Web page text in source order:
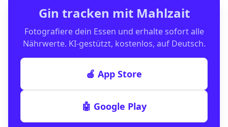
Gin tracken mit Mahlzait
Fotografiere dein Essen und erhalte sofort alle
Nährwerte. KI-gestützt, kostenlos, auf Deutsch.
🍎 App Store
🤖 Google Play